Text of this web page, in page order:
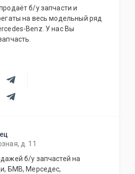
запчасти и
на весь модельный ряд
Benz. У нас Вы
д. 11
б/у запчастей на
БМВ, Мерседес,